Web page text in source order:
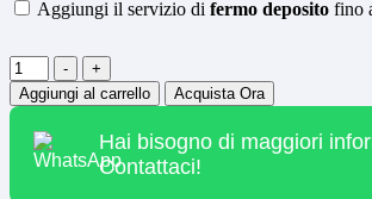
Aggiungi il servizio di fermo deposito fino
Quantità-
+
Aggiungi al carrello
Acquista Ora
Hai bisogno di maggiori
Contattaci!